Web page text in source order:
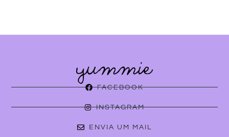
FACEBOOK
INSTAGRAM
ENVIA UM MAIL